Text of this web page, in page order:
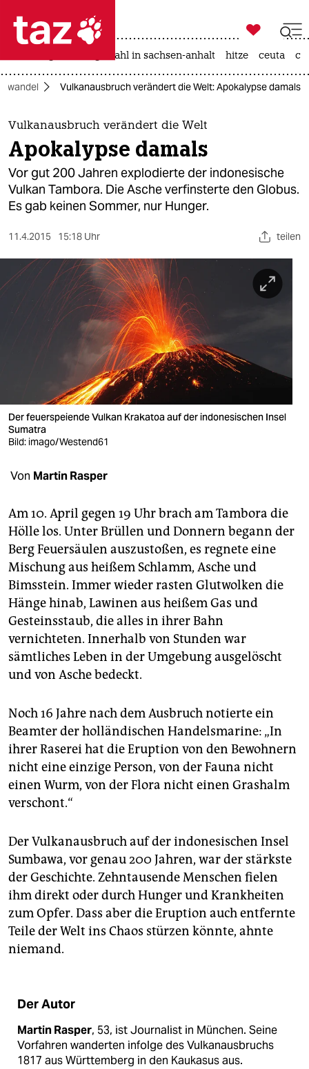
 taz zahl ich
taz zahl ich
themen
politik
öko
gesellschaft
sport
berlin
verlag
verlag
shop
fragen & hilfe
unterstützen
abo
genossenschaft
epaper login

taz zahl ich
landtagswahl in sachsen-anhalt hitze ceuta
Vulkanausbruch verändert die Welt: Apokalypse damals
Vulkanausbruch verändert die Welt
Apokalypse damals
Vor gut 200 Jahren explodierte der indonesische
Vulkan Tambora. Die Asche verfinsterte den Globus.
Es gab keinen Sommer, nur Hunger.
11.4.2015 15:18 Uhr teilen
Der feuerspeiende Vulkan Krakatoa auf der indonesischen Insel
Sumatra
Bild: imago/Westend61
Von Martin Rasper
Am 10. April gegen 19 Uhr brach am Tambora die
Hölle los. Unter Brüllen und Donnern begann der
Berg Feuersäulen auszustoßen, es regnete eine
Mischung aus heißem Schlamm, Asche und
Bimsstein. Immer wieder rasten Glutwolken die
Hänge hinab, Lawinen aus heißem Gas und
Gesteinsstaub, die alles in ihrer Bahn
vernichteten. Innerhalb von Stunden war
sämtliches Leben in der Umgebung ausgelöscht
und von Asche bedeckt.
Noch 16 Jahre nach dem Ausbruch notierte ein
Beamter der holländischen Handelsmarine: „In
ihrer Raserei hat die Eruption von den Bewohnern
nicht eine einzige Person, von der Fauna nicht
einen Wurm, von der Flora nicht einen Grashalm
verschont.“
Der Vulkanausbruch auf der indonesischen Insel
Sumbawa, vor genau 200 Jahren, war der stärkste
der Geschichte. Zehntausende Menschen fielen
ihm direkt oder durch Hunger und Krankheiten
zum Opfer. Dass aber die Eruption auch entfernte
Teile der Welt ins Chaos stürzen könnte, ahnte
niemand.
Der Autor
Martin Rasper, 53, ist Journalist in München. Seine
Vorfahren wanderten infolge des Vulkanausbruchs
1817 aus Württemberg in den Kaukasus aus.